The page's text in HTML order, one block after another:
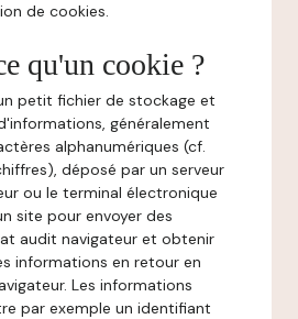
de cookies.
qu'un cookie ?
petit fichier de stockage et
généralement
alphanumériques (cf.
déposé par un serveur
ou le terminal électronique
site pour envoyer des
audit navigateur et obtenir
informations en retour en
Les informations
par exemple un identifiant